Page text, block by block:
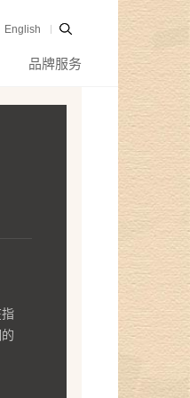
English
品牌服务